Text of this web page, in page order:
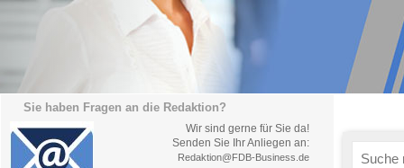
Sie haben Fragen an die Redaktion?
Wir sind gerne für Sie da!
Senden Sie Ihr Anliegen an:
Redaktion@FDB-Business.de